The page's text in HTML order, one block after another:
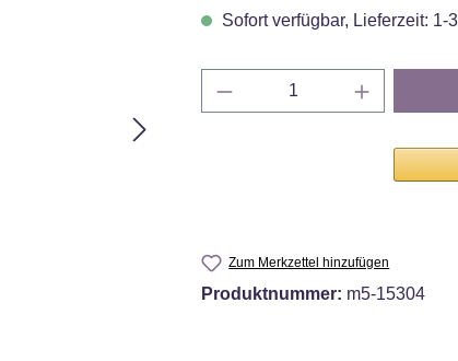
Sofort verfügbar, Lieferzeit: 1-
Produkt Anzahl: Gib
Zum Merkzettel hinzufügen
Produktnummer: m5-15304